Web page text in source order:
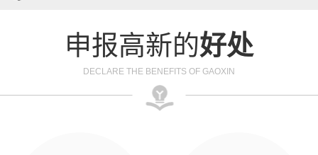
申报高新的好处
DECLARE THE BENEFITS OF GAOXIN